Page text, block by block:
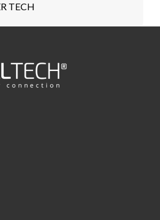
TECH